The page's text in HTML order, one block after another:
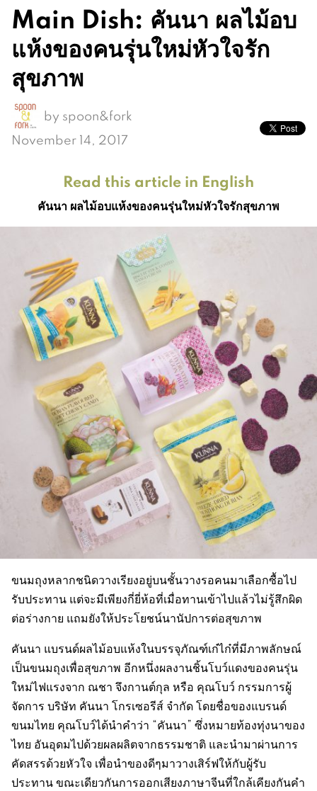
Main Dish: คันนา ผลไม้อบ
แห้งของคนรุ่นใหม่หัวใจรัก
สุขภาพ
by spoon&fork
November 14, 2017
Read this article in English
คันนา ผลไม้อบแห้งของคนรุ่นใหม่หัวใจรักสุขภาพ
ขนมถุงหลากชนิดวางเรียงอยู่บนชั้นวางรอคนมาเลือกซื้อไป
รับประทาน แต่จะมีเพียงกี่ยี่ห้อที่เมื่อทานเข้าไปแล้วไม่รู้สึกผิด
ต่อร่างกาย แถมยังให้ประโยชน์นานัปการต่อสุขภาพ
คันนา แบรนด์ผลไม้อบแห้งในบรรจุภัณฑ์เก๋ไก๋ที่มีภาพลักษณ์
เป็นขนมถุงเพื่อสุขภาพ อีกหนึ่งผลงานชิ้นโบว์แดงของคนรุ่น
ใหม่ไฟแรงจาก ณชา จึงกานต์กุล หรือ คุณโบว์ กรรมการผู้
จัดการ บริษัท คันนา โกรเซอรีส์ จำกัด โดยชื่อของแบรนด์
ขนมไทย คุณโบว์ได้นำคำว่า “คันนา” ซึ่งหมายท้องทุ่งนาของ
ไทย อันอุดมไปด้วยผลผลิตจากธรรมชาติ และนำมาผ่านการ
คัดสรรด้วยหัวใจ เพื่อนำของดีๆมาวางเสิร์ฟให้กับผู้รับ
ประทาน ขณะเดียวกันการออกเสียงภาษาจีนที่ใกล้เคียงกันคำ